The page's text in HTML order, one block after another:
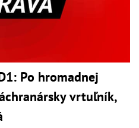
Po hromadnej
vrtuľník,